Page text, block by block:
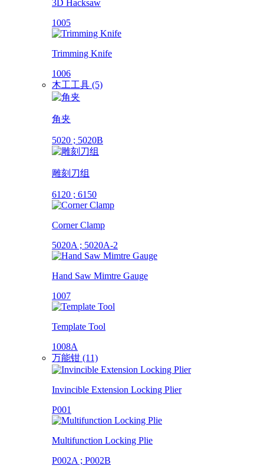
3D Hacksaw
1005
Trimming Knife
1006
木工工具 (5)
角夹
5020 ; 5020B
雕刻刀组
6120 ; 6150
Corner Clamp
5020A ; 5020A-2
Hand Saw Mimtre Gauge
1007
Template Tool
1008A
万能钳 (11)
Invincible Extension Locking Plier
P001
Multifunction Locking Plie
P002A ; P002B